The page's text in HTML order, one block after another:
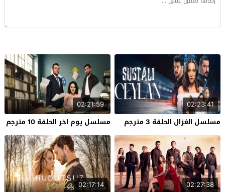
02:23:41
مسلسل الغزال الحلقة 3 مترجم
02:21:59
مسلسل يوم اخر الحلقة 10 مترجم
02:27:38
02:17:14